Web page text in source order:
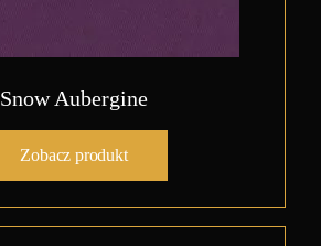
Snow Aubergine
Zobacz produkt